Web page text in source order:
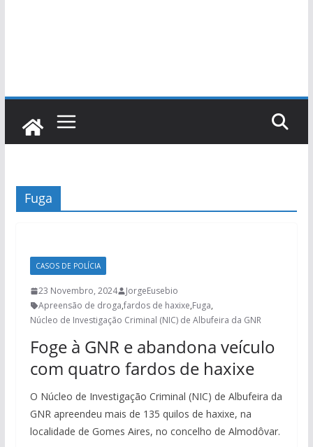
Fuga
CASOS DE POLÍCIA
23 Novembro, 2024
JorgeEusebio
Apreensão de droga,fardos de haxixe,Fuga,
Núcleo de Investigação Criminal (NIC) de Albufeira da GNR
Foge à GNR e abandona veículo
com quatro fardos de haxixe
O Núcleo de Investigação Criminal (NIC) de Albufeira da
GNR apreendeu mais de 135 quilos de haxixe, na
localidade de Gomes Aires, no concelho de Almodôvar.